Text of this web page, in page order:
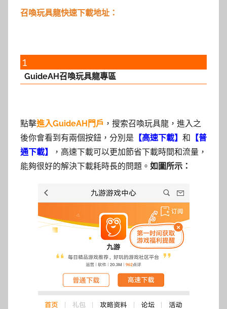
召喚玩具龍快速下載地址：
1
GuideAH召喚玩具龍專區
點擊進入GuideAH門戶 ，搜索召喚玩具龍，進入之
後你會看到有兩個按鈕，分別是 【高速下載】 和 【普
通下載】
，高速下載可以更加節省下載時間和流量，
能夠很好的解決下載耗時長的問題。 如圖所示：